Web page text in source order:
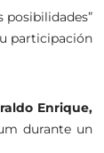
posibilidades”
participación
Enrique,
durante un